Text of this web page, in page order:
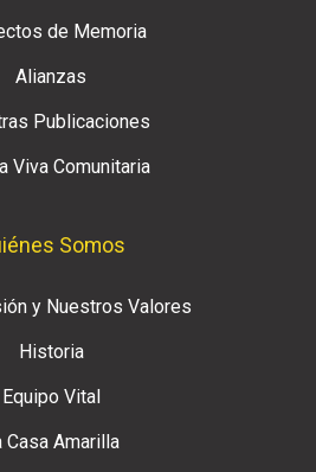
de Memoria
Alianzas
Publicaciones
Viva Comunitaria
Somos
y Nuestros Valores
Historia
Equipo Vital
Casa Amarilla